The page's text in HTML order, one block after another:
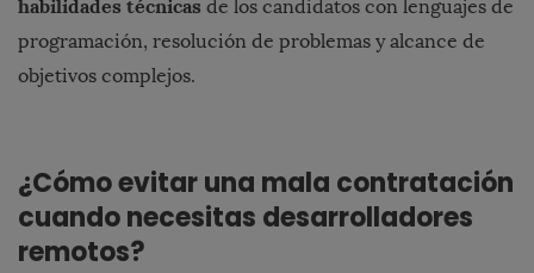
habilidades técnicas de los candidatos con lenguajes de
programación, resolución de problemas y alcance de
objetivos complejos.
¿Cómo evitar una mala contratación
cuando necesitas desarrolladores
remotos?